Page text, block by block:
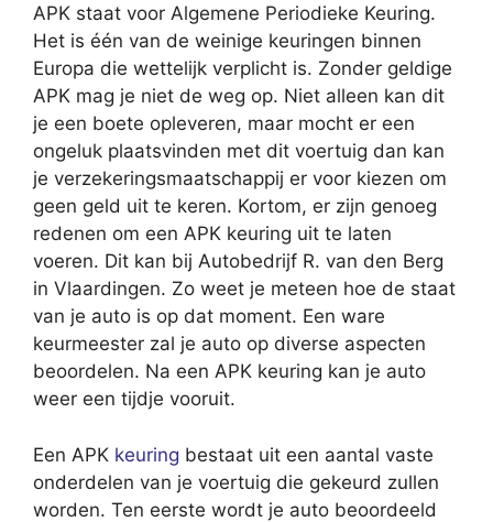
APK staat voor Algemene Periodieke Keuring.
Het is één van de weinige keuringen binnen
Europa die wettelijk verplicht is. Zonder geldige
APK mag je niet de weg op. Niet alleen kan dit
je een boete opleveren, maar mocht er een
ongeluk plaatsvinden met dit voertuig dan kan
je verzekeringsmaatschappij er voor kiezen om
geen geld uit te keren. Kortom, er zijn genoeg
redenen om een APK keuring uit te laten
voeren. Dit kan bij Autobedrijf R. van den Berg
in Vlaardingen. Zo weet je meteen hoe de staat
van je auto is op dat moment. Een ware
keurmeester zal je auto op diverse aspecten
beoordelen. Na een APK keuring kan je auto
weer een tijdje vooruit.
Een APK keuring bestaat uit een aantal vaste
onderdelen van je voertuig die gekeurd zullen
worden. Ten eerste wordt je auto beoordeeld